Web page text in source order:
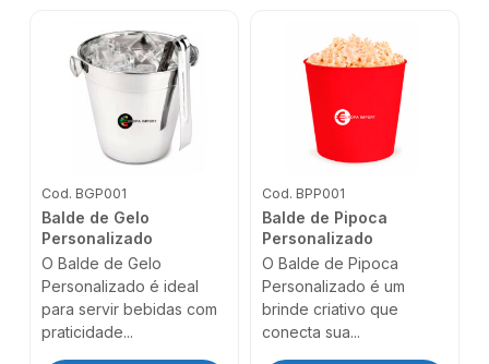
Cod. BGP001
Balde de Gelo
Personalizado
O Balde de Gelo
Personalizado é ideal
para servir bebidas com
praticidade...
Cod. BPP001
Balde de Pipoca
Personalizado
O Balde de Pipoca
Personalizado é um
brinde criativo que
conecta sua...